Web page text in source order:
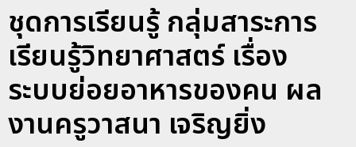
ชุดการเรียนรู้ กลุ่มสาระการ
เรียนรู้วิทยาศาสตร์ เรื่อง
ระบบย่อยอาหารของคน ผล
งานครูวาสนา เจริญยิ่ง